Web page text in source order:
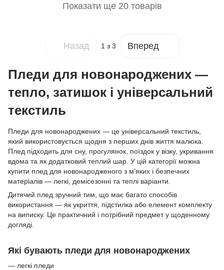
Показати ще 20 товарів
Назад 1 з 3 Вперед
Пледи для новонароджених —
тепло, затишок і універсальний
текстиль
Пледи для новонароджених — це універсальний текстиль,
який використовується щодня з перших днів життя малюка.
Плед підходить для сну, прогулянок, поїздок у візку, укривання
вдома та як додатковий теплий шар. У цій категорії можна
купити плед для новонародженого з м’яких і безпечних
матеріалів — легкі, демісезонні та теплі варіанти.
Дитячий плед зручний тим, що має багато способів
використання — як укриття, підстилка або елемент комплекту
на виписку. Це практичний і потрібний предмет у щоденному
догляді.
Які бувають пледи для новонароджених
— легкі пледи